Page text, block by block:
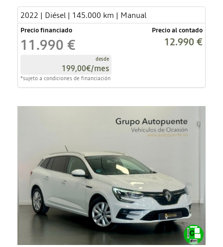
2022 | Diésel | 145.000 km | Manual
Precio financiado
11.990 €
desde
199,00€/mes
*sujeto a condiciones de financiación
Precio al contado
12.990 €